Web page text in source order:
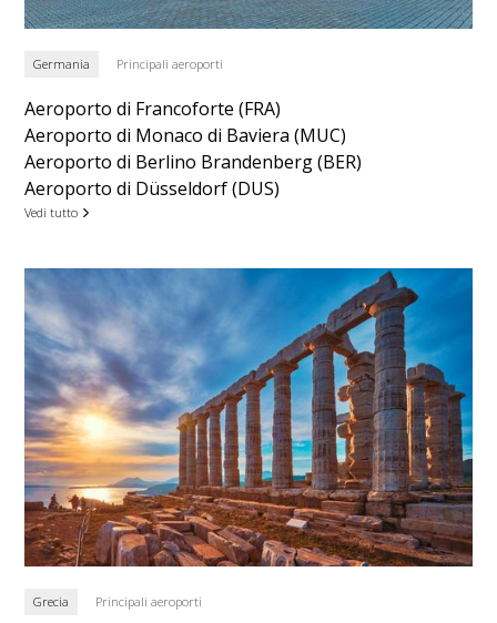
Germania Principali aeroporti
Aeroporto di Francoforte (FRA)
Aeroporto di Monaco di Baviera (MUC)
Aeroporto di Berlino Brandenberg (BER)
Aeroporto di Düsseldorf (DUS)
Vedi tutto
Grecia Principali aeroporti